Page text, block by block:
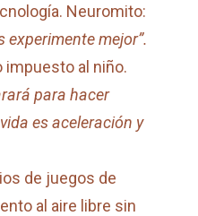
Neuromito:
experimente mejor”.
impuesto al niño.
para hacer
es aceleración y
de juegos de
al aire libre sin